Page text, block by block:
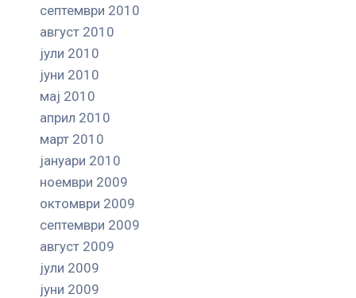
септември 2010
август 2010
јули 2010
јуни 2010
мај 2010
април 2010
март 2010
јануари 2010
ноември 2009
октомври 2009
септември 2009
август 2009
јули 2009
јуни 2009